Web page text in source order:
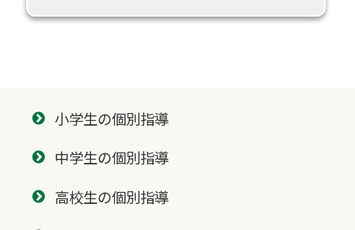
小学生の個別指導
中学生の個別指導
高校生の個別指導